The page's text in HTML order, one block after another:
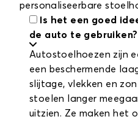
personaliseerbare
Is het een goed
de auto te gebruiken?
Autostoelhoezen zijn
een beschermende
slijtage, vlekken en
stoelen langer
uitzien. Ze maken het